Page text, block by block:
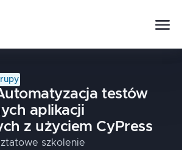
testów
aplikacji
z użyciem CyPress
szkolenie